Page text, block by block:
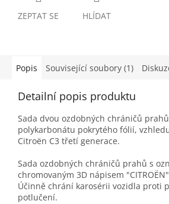
ZEPTAT SE HLÍDAT
Popis Související soubory (1)
Detailní popis produktu
Sada dvou ozdobných chráničů
polykarbonátu pokrytého fólií,
Citroën C3 třetí generace.
Sada ozdobných chráničů prahů s
chromovaným 3D nápisem
Účinně chrání karosérii vozidla proti
potlučení.